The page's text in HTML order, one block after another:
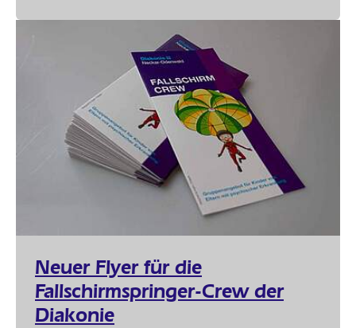
Neuer Flyer für die
Fallschirmspringer-Crew der
Diakonie